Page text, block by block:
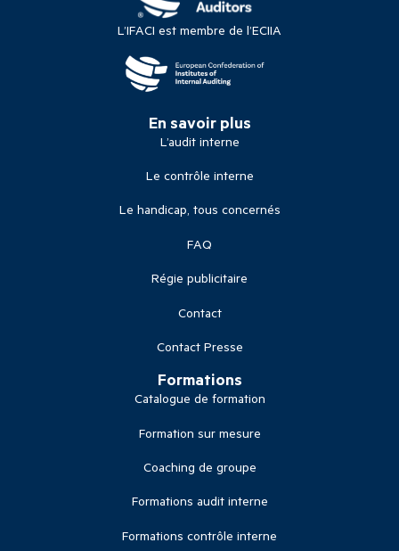
L’IFACI est membre de l’ECIIA
En savoir plus
L’audit interne
Le contrôle interne
Le handicap, tous concernés
FAQ
Régie publicitaire
Contact
Contact Presse
Formations
Catalogue de formation
Formation sur mesure
Coaching de groupe
Formations audit interne
Formations contrôle interne